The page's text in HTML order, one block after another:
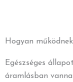
Hogyan
Egészséges
áramlásban